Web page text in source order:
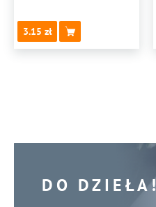
3.15
DO DZIEŁA!